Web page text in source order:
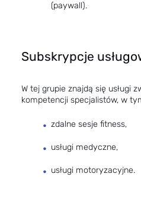
(paywall).
Subskrypcje
W tej grupie znajdą się usługi
kompetencji specjalistów, w
zdalne sesje fitness,
usługi medyczne,
usługi motoryzacyjne.